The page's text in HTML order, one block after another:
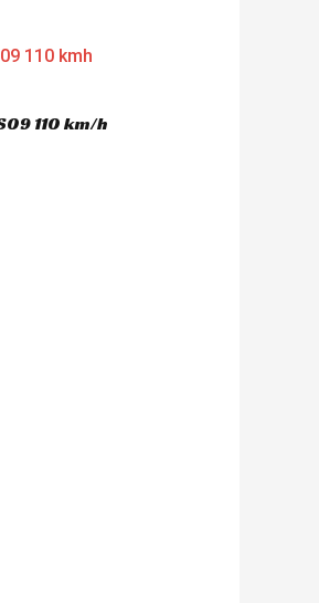
110 km/h